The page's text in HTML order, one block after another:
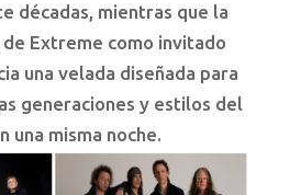
décadas, mientras que la
Extreme como invitado
una velada diseñada para
generaciones y estilos del
una misma noche.